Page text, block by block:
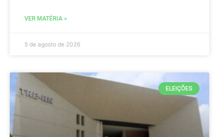
VER MATÉRIA »
5 de agosto de 2026
ELEIÇÕES